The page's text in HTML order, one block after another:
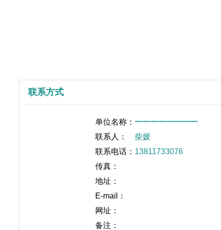
联系方式
单位名称： 一一一一一一一一
联系人：
柴媛
联系电话： 13811733076
传真：
地址：
E-mail：
网址：
备注：